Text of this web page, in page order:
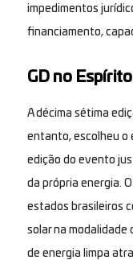
impedimentos
financiamento,
GD no
A décima sétima
entanto, escolheu o
edição do evento
da própria energia.
estados brasileiros
solar na
de energia limpa